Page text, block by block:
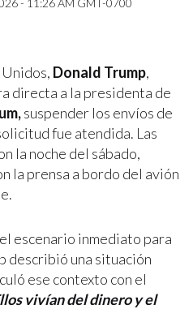
- 11:26 AM GMT-0700
Donald Trump,
directa a la presidenta de
suspender los envíos de
fue atendida. Las
la noche del sábado,
la prensa a bordo del avión
escenario inmediato para
describió una situación
ese contexto con el
vivían del dinero y el